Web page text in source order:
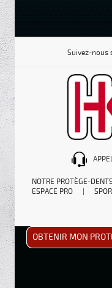
Suivez-nous
NOTRE PROTÈGE-DENTS
ESPACE PRO
OBTENIR MON